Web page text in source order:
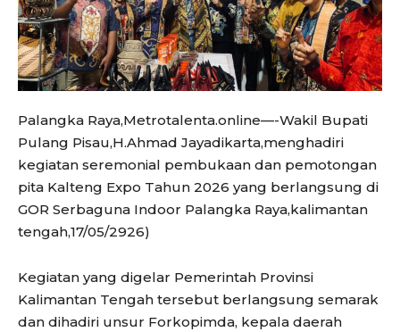
Palangka Raya,Metrotalenta.online—-Wakil Bupati
Pulang Pisau,H.Ahmad Jayadikarta,menghadiri
kegiatan seremonial pembukaan dan pemotongan
pita Kalteng Expo Tahun 2026 yang berlangsung di
GOR Serbaguna Indoor Palangka Raya,kalimantan
tengah,17/05/2926)
Kegiatan yang digelar Pemerintah Provinsi
Kalimantan Tengah tersebut berlangsung semarak
dan dihadiri unsur Forkopimda, kepala daerah